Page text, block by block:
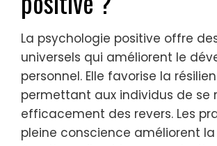
Quels sont les
universels de la
positive ?